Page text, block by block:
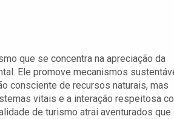
que se concentra na apreciação da
Ele promove mecanismos
consciente de recursos naturais, mas
vitais e a interação respeitosa
de turismo atrai aventurados que